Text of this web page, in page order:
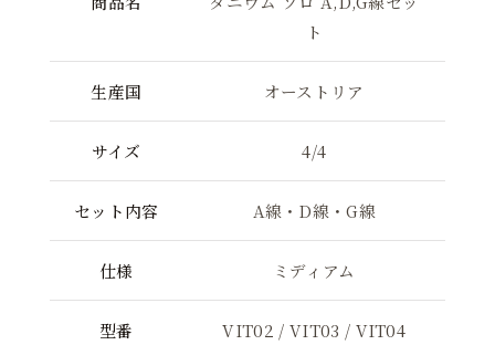
ト
生産国 オーストリア
サイズ 4/4
セット内容 A線・D線・G線
仕様 ミディアム
型番 VIT02 / VIT03 / VIT04